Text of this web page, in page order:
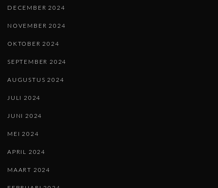
DECEMBER 2024
NOVEMBER 2024
OKTOBER 2024
SEPTEMBER 2024
AUGUSTUS 2024
JULI 2024
JUNI 2024
MEI 2024
APRIL 2024
MAART 2024